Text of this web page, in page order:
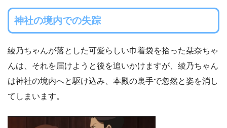
神社の境内での失踪
綾乃ちゃんが落とした可愛らしい巾着袋を拾った栞奈ちゃ
んは、それを届けようと後を追いかけますが、綾乃ちゃん
は神社の境内へと駆け込み、本殿の裏手で忽然と姿を消し
てしまいます。